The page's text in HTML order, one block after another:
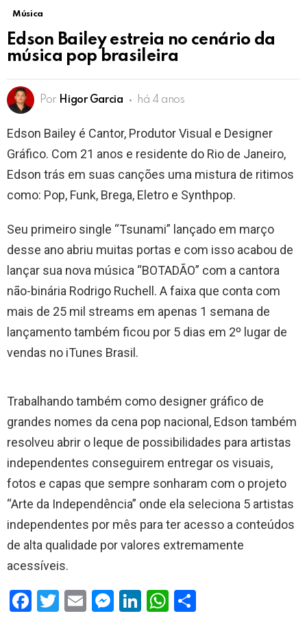
Música
Edson Bailey estreia no cenário da
música pop brasileira
Por Higor Garcia há 4 anos
Edson Bailey é Cantor, Produtor Visual e Designer
Gráfico. Com 21 anos e residente do Rio de Janeiro,
Edson trás em suas canções uma mistura de ritimos
como: Pop, Funk, Brega, Eletro e Synthpop.
Seu primeiro single “Tsunami” lançado em março
desse ano abriu muitas portas e com isso acabou de
lançar sua nova música “BOTADÃO” com a cantora
não-binária Rodrigo Ruchell. A faixa que conta com
mais de 25 mil streams em apenas 1 semana de
lançamento também ficou por 5 dias em 2º lugar de
vendas no iTunes Brasil.
Trabalhando também como designer gráfico de
grandes nomes da cena pop nacional, Edson também
resolveu abrir o leque de possibilidades para artistas
independentes conseguirem entregar os visuais,
fotos e capas que sempre sonharam com o projeto
“Arte da Independência” onde ela seleciona 5 artistas
independentes por mês para ter acesso a conteúdos
de alta qualidade por valores extremamente
acessíveis.
F
T
E
M Li
W